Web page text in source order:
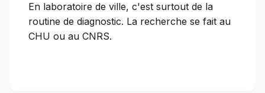
En laboratoire de ville, c'est surtout de la
routine de diagnostic. La recherche se fait au
CHU ou au CNRS.